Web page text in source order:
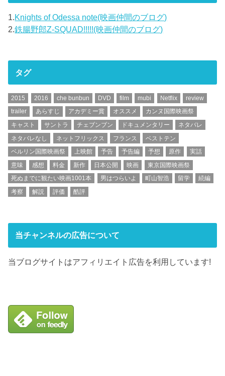
1.Knights of Odessa note(映画仲間のブログ)
2.鉄腸野郎Z-SQUAD!!!!!(映画仲間のブログ)
タグ
2015 2016 che bunbun DVD film mubi Netflix
review
trailer
あらすじ アカデミー賞 オススメ
カンヌ国際映画祭
キャスト
サントラ チェブンブン ドキュメンタリー
ネタバレ
ネタバレなし
ネットフリックス フランス
ベストテン
ベルリン国際映画祭
上映館 予告 予告編 予想 原作
実話
意味
感想 料金 新作 日本公開 映画
東京国際映画祭
死ぬまでに観たい映画1001本
男はつらいよ 町山智浩 留学
続編
考察
解説 評価 酷評
当チャンネルの広告について
当ブログサイトはアフィリエイト広告を利用しています!